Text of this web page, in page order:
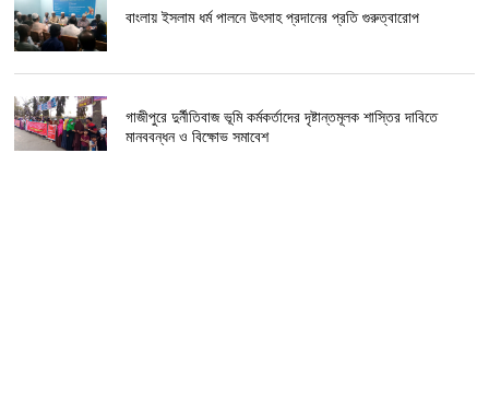
বাংলায় ইসলাম ধর্ম পালনে উৎসাহ প্রদানের প্রতি গুরুত্বারোপ
গাজীপুরে দুর্নীতিবাজ ভূমি কর্মকর্তাদের দৃষ্টান্তমূলক শাস্তির দাবিতে
মানববন্ধন ও বিক্ষোভ সমাবেশ